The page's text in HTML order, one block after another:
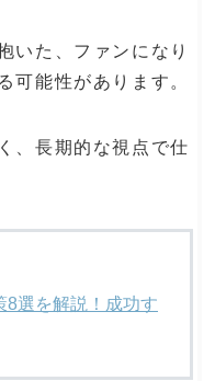
いた、ファンになり
可能性があります。
、長期的な視点で仕
選を解説！成功す